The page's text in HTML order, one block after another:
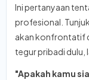
Ini pertanyaan
profesional.
akan konfrontatif
tegur pribadi dulu,
"Apakah kamu